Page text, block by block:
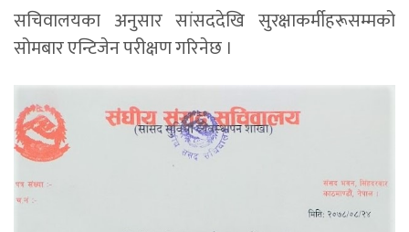
सचिवालयका अनुसार सांसददेखि सुरक्षाकर्मीहरूसम्मको
सोमबार एन्टिजेन परीक्षण गरिनेछ ।